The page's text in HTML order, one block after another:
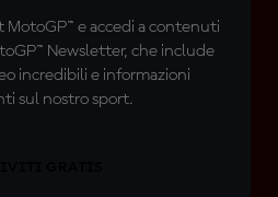
MotoGP™ e accedi a contenuti
Newsletter, che include
incredibili e informazioni
sul nostro sport.